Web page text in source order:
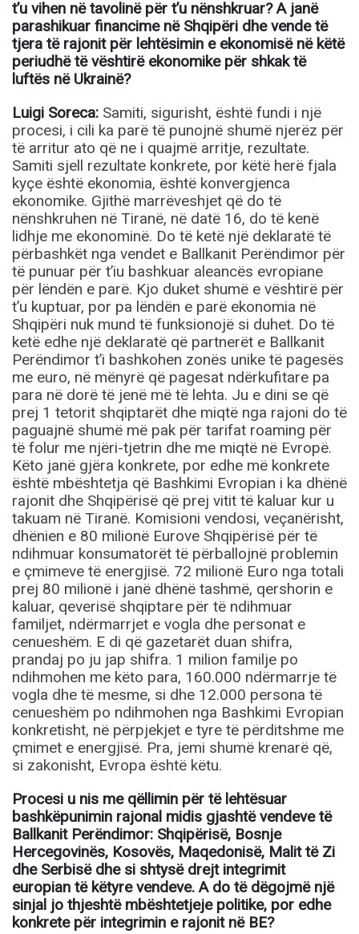
t’u vihen në tavolinë për t’u nënshkruar? A janë
parashikuar financime në Shqipëri dhe vende të
tjera të rajonit për lehtësimin e ekonomisë në këtë
periudhë të vështirë ekonomike për shkak të
luftës në Ukrainë?
Luigi Soreca: Samiti, sigurisht, është fundi i një
procesi, i cili ka parë të punojnë shumë njerëz për
të arritur ato që ne i quajmë arritje, rezultate.
Samiti sjell rezultate konkrete, por këtë herë fjala
kyçe është ekonomia, është konvergjenca
ekonomike. Gjithë marrëveshjet që do të
nënshkruhen në Tiranë, në datë 16, do të kenë
lidhje me ekonominë. Do të ketë një deklaratë të
përbashkët nga vendet e Ballkanit Perëndimor për
të punuar për t’iu bashkuar aleancës evropiane
për lëndën e parë. Kjo duket shumë e vështirë për
t’u kuptuar, por pa lëndën e parë ekonomia në
Shqipëri nuk mund të funksionojë si duhet. Do të
ketë edhe një deklaratë që partnerët e Ballkanit
Perëndimor t’i bashkohen zonës unike të pagesës
me euro, në mënyrë që pagesat ndërkufitare pa
para në dorë të jenë më të lehta. Ju e dini se që
prej 1 tetorit shqiptarët dhe miqtë nga rajoni do të
paguajnë shumë më pak për tarifat roaming për
të folur me njëri-tjetrin dhe me miqtë në Evropë.
Këto janë gjëra konkrete, por edhe më konkrete
është mbështetja që Bashkimi Evropian i ka dhënë
rajonit dhe Shqipërisë që prej vitit të kaluar kur u
takuam në Tiranë. Komisioni vendosi, veçanërisht,
dhënien e 80 milionë Eurove Shqipërisë për të
ndihmuar konsumatorët të përballojnë problemin
e çmimeve të energjisë. 72 milionë Euro nga totali
prej 80 milionë i janë dhënë tashmë, qershorin e
kaluar, qeverisë shqiptare për të ndihmuar
familjet, ndërmarrjet e vogla dhe personat e
cenueshëm. E di që gazetarët duan shifra,
prandaj po ju jap shifra. 1 milion familje po
ndihmohen me këto para, 160.000 ndërmarrje të
vogla dhe të mesme, si dhe 12.000 persona të
cenueshëm po ndihmohen nga Bashkimi Evropian
konkretisht, në përpjekjet e tyre të përditshme me
çmimet e energjisë. Pra, jemi shumë krenarë që,
si zakonisht, Evropa është këtu.
Procesi u nis me qëllimin për të lehtësuar
bashkëpunimin rajonal midis gjashtë vendeve të
Ballkanit Perëndimor: Shqipërisë, Bosnje
Hercegovinës, Kosovës, Maqedonisë, Malit të Zi
dhe Serbisë dhe si shtysë drejt integrimit
europian të këtyre vendeve. A do të dëgojmë një
sinjal jo thjeshtë mbështetjeje politike, por edhe
konkrete për integrimin e rajonit në BE?